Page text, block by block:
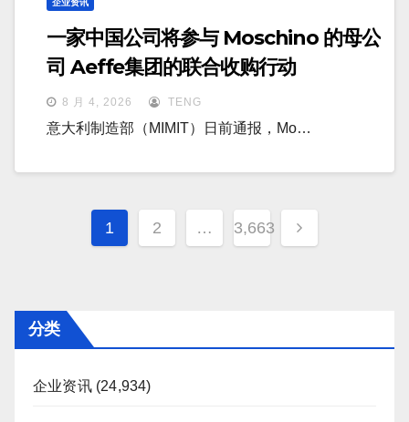
企业资讯
一家中国公司将参与 Moschino 的母公
司 Aeffe集团的联合收购行动
8 月 4, 2026 TENG
意大利制造部（MIMIT）日前通报，Mo…
文
章
1 2 … 3,663
分类
企业资讯(24,934)